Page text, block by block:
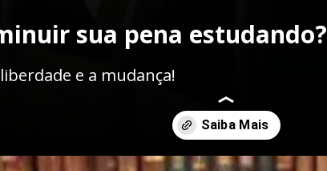
sua pena estudando?
e a mudança!